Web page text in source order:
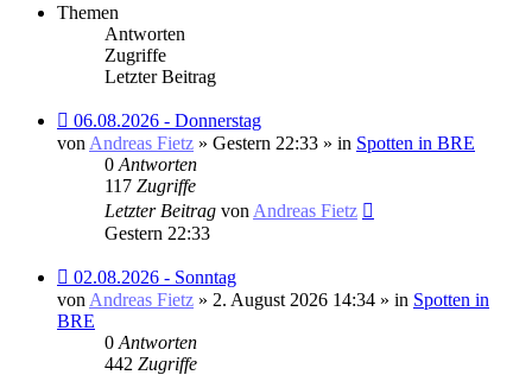
Themen
Antworten
Zugriffe
Letzter Beitrag
Neuer
Beitrag
06.08.2026 - Donnerstag
von Andreas Fietz » Gestern 22:33 » in Spotten in BRE
0 Antworten
117 Zugriffe
Letzter Beitrag von Andreas Fietz
Gestern 22:33
Neuer
Beitrag
02.08.2026 - Sonntag
von Andreas Fietz » 2. August 2026 14:34 » in Spotten in
BRE
0 Antworten
442 Zugriffe